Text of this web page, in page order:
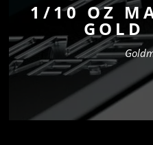
1/10 OZ